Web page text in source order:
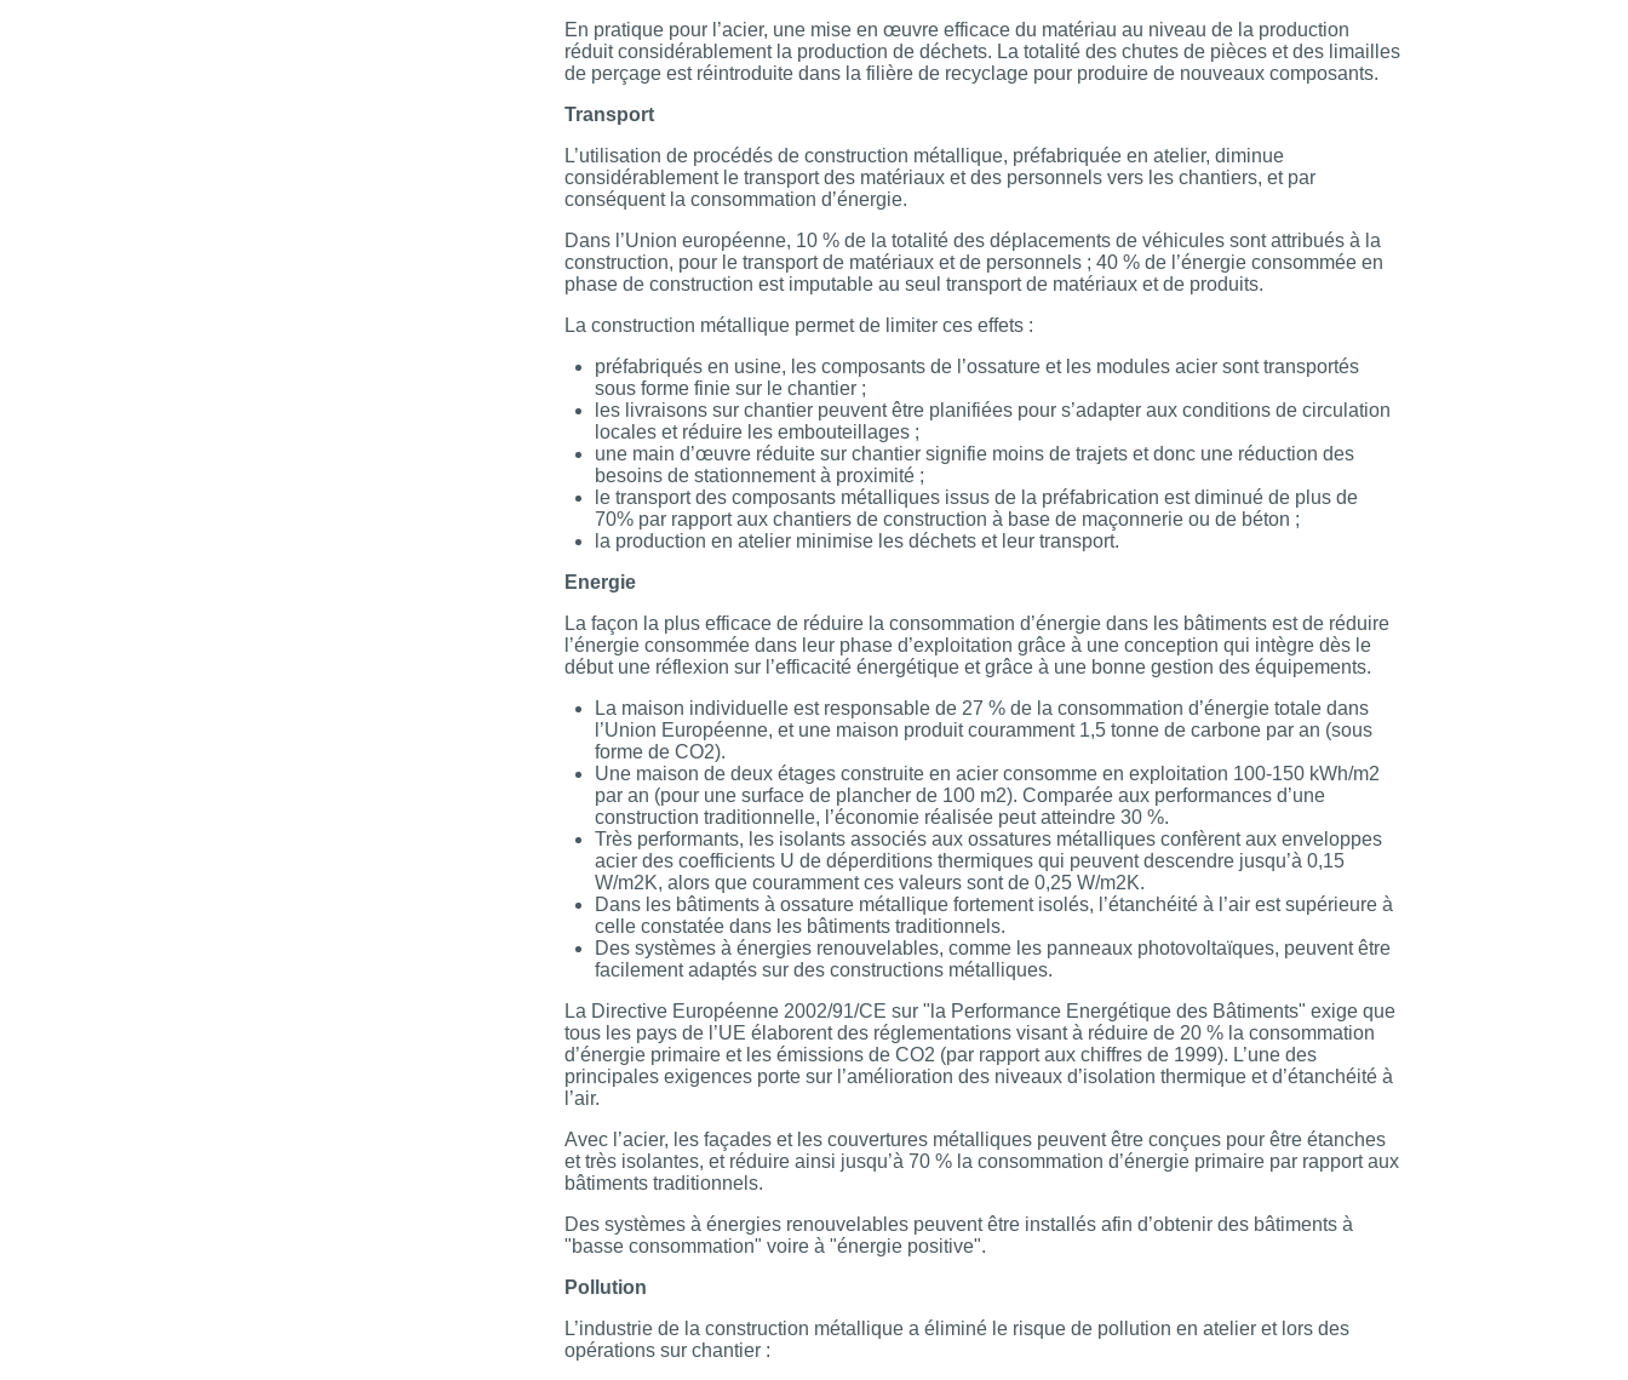
En pratique pour l’acier, une mise en œuvre efficace du matériau au niveau de la production
réduit considérablement la production de déchets. La totalité des chutes de pièces et des limailles
de perçage est réintroduite dans la filière de recyclage pour produire de nouveaux composants.
Transport
L’utilisation de procédés de construction métallique, préfabriquée en atelier, diminue
considérablement le transport des matériaux et des personnels vers les chantiers, et par
conséquent la consommation d’énergie.
Dans l’Union européenne, 10 % de la totalité des déplacements de véhicules sont attribués à la
construction, pour le transport de matériaux et de personnels ; 40 % de l’énergie consommée en
phase de construction est imputable au seul transport de matériaux et de produits.
La construction métallique permet de limiter ces effets :
préfabriqués en usine, les composants de l’ossature et les modules acier sont transportés
sous forme finie sur le chantier ;
les livraisons sur chantier peuvent être planifiées pour s’adapter aux conditions de circulation
locales et réduire les embouteillages ;
une main d’œuvre réduite sur chantier signifie moins de trajets et donc une réduction des
besoins de stationnement à proximité ;
le transport des composants métalliques issus de la préfabrication est diminué de plus de
70% par rapport aux chantiers de construction à base de maçonnerie ou de béton ;
la production en atelier minimise les déchets et leur transport.
Energie
La façon la plus efficace de réduire la consommation d’énergie dans les bâtiments est de réduire
l’énergie consommée dans leur phase d’exploitation grâce à une conception qui intègre dès le
début une réflexion sur l’efficacité énergétique et grâce à une bonne gestion des équipements.
La maison individuelle est responsable de 27 % de la consommation d’énergie totale dans
l’Union Européenne, et une maison produit couramment 1,5 tonne de carbone par an (sous
forme de CO2).
Une maison de deux étages construite en acier consomme en exploitation 100-150 kWh/m2
par an (pour une surface de plancher de 100 m2). Comparée aux performances d’une
construction traditionnelle, l’économie réalisée peut atteindre 30 %.
Très performants, les isolants associés aux ossatures métalliques confèrent aux enveloppes
acier des coefficients U de déperditions thermiques qui peuvent descendre jusqu’à 0,15
W/m2K, alors que couramment ces valeurs sont de 0,25 W/m2K.
Dans les bâtiments à ossature métallique fortement isolés, l’étanchéité à l’air est supérieure à
celle constatée dans les bâtiments traditionnels.
Des systèmes à énergies renouvelables, comme les panneaux photovoltaïques, peuvent être
facilement adaptés sur des constructions métalliques.
La Directive Européenne 2002/91/CE sur "la Performance Energétique des Bâtiments" exige que
tous les pays de l’UE élaborent des réglementations visant à réduire de 20 % la consommation
d’énergie primaire et les émissions de CO2 (par rapport aux chiffres de 1999). L’une des
principales exigences porte sur l’amélioration des niveaux d’isolation thermique et d’étanchéité à
l’air.
Avec l’acier, les façades et les couvertures métalliques peuvent être conçues pour être étanches
et très isolantes, et réduire ainsi jusqu’à 70 % la consommation d’énergie primaire par rapport aux
bâtiments traditionnels.
Des systèmes à énergies renouvelables peuvent être installés afin d’obtenir des bâtiments à
"basse consommation" voire à "énergie positive".
Pollution
L’industrie de la construction métallique a éliminé le risque de pollution en atelier et lors des
opérations sur chantier :